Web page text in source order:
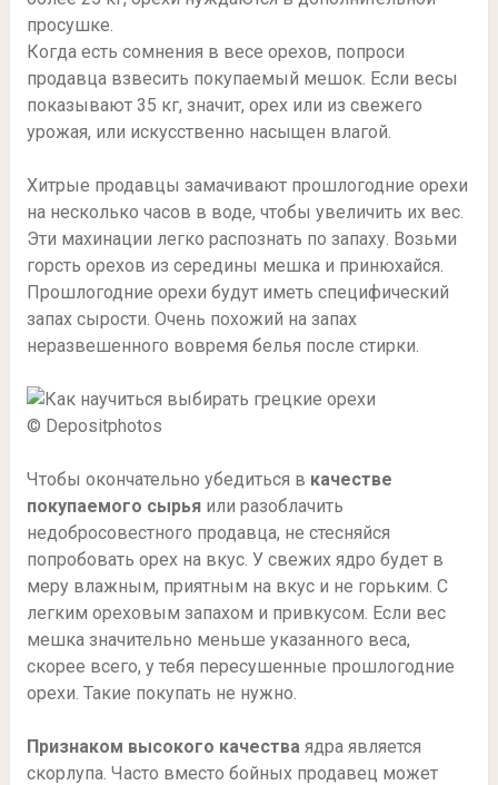
просушке.
Когда есть сомнения в весе орехов, попроси
продавца взвесить покупаемый мешок. Если весы
показывают 35 кг, значит, орех или из свежего
урожая, или искусственно насыщен влагой.
Хитрые продавцы замачивают прошлогодние орехи
на несколько часов в воде, чтобы увеличить их вес.
Эти махинации легко распознать по запаху. Возьми
горсть орехов из середины мешка и принюхайся.
Прошлогодние орехи будут иметь специфический
запах сырости. Очень похожий на запах
неразвешенного вовремя белья после стирки.
© Depositphotos
Чтобы окончательно убедиться в качестве
покупаемого сырьяили разоблачить
недобросовестного продавца, не стесняйся
попробовать орех на вкус. У свежих ядро будет в
меру влажным, приятным на вкус и не горьким. С
легким ореховым запахом и привкусом. Если вес
мешка значительно меньше указанного веса,
скорее всего, у тебя пересушенные прошлогодние
орехи. Такие покупать не нужно.
Признаком высокого качестваядра является
скорлупа. Часто вместо бойных продавец может